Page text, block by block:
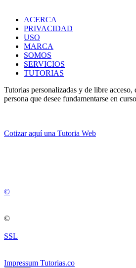
ACERCA
PRIVACIDAD
USO
MARCA
SOMOS
SERVICIOS
TUTORIAS
Tutorias personalizadas y de libre
persona que desee fundamentarse en
Cotizar aquí una Tutoria Web
©
©
SSL
Impressum Tutorias.co